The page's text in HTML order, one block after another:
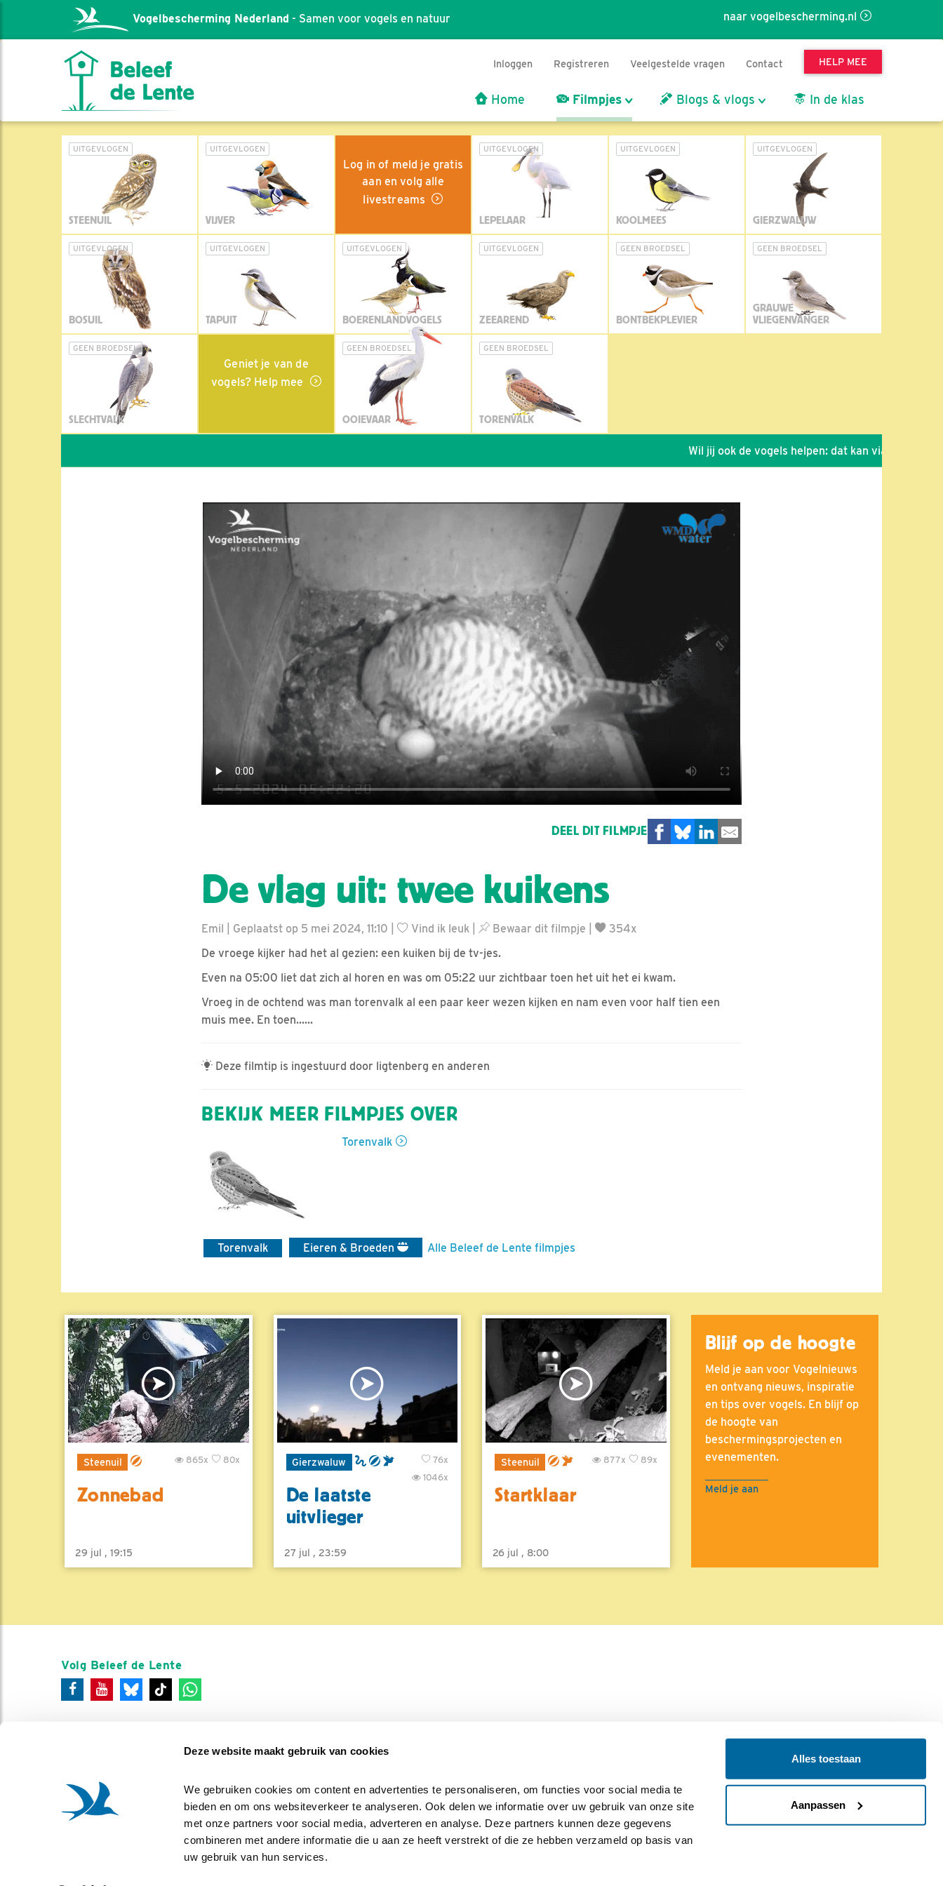
Deze website maakt gebruik van cookies
We gebruiken cookies om content en advertenties te personaliseren, om functies voor social media te
bieden en om ons websiteverkeer te analyseren. Ook delen we informatie over uw gebruik van onze site
met onze partners voor social media, adverteren en analyse. Deze partners kunnen deze gegevens
combineren met andere informatie die u aan ze heeft verstrekt of die ze hebben verzameld op basis van
uw gebruik van hun services.
Alles toestaan
Aanpassen
naar vogelbescherming.nl
Vogelbescherming Nederland - Samen voor vogels en natuur
Inloggen Registreren Veelgestelde vragen Contact HELP MEE
Home Filmpjes Blogs & vlogs In de klas
UITGEVLOGEN
STEENUIL
UITGEVLOGEN
VIJVER
Log in of meld je gratis
aan en volg alle
livestreams
UITGEVLOGEN
LEPELAAR
UITGEVLOGEN
KOOLMEES
UITGEVLOGEN
GIERZWALUW
UITGEVLOGEN
BOSUIL
UITGEVLOGEN
TAPUIT
UITGEVLOGEN
BOERENLANDVOGELS
UITGEVLOGEN
ZEEAREND
GEEN BROEDSEL
BONTBEKPLEVIER
GEEN BROEDSEL
GRAUWE
VLIEGENVANGER
GEEN BROEDSEL
SLECHTVALK
Geniet je van de
vogels? Help mee
GEEN BROEDSEL
OOIEVAAR
GEEN BROEDSEL
TORENVALK
Wil jij ook de vogels helpen: dat kan via de link!
DEEL DIT FILMPJE
De vlag uit: twee kuikens
Emil | Geplaatst op 5 mei 2024, 11:10 | Vind ik leuk Bewaar dit filmpje
354x
De vroege kijker had het al gezien: een kuiken bij de tv-jes.
Even na 05:00 liet dat zich al horen en was om 05:22 uur zichtbaar toen het uit het ei kwam.
Vroeg in de ochtend was man torenvalk al een paar keer wezen kijken en nam even voor half tien een
muis mee. En toen......
Deze filmtip is ingestuurd door ligtenberg en anderen
BEKIJK MEER FILMPJES OVER
Torenvalk
Torenvalk Eieren & Broeden Alle Beleef de Lente filmpjes
Steenuil 80x
865x
Zonnebad
29 jul , 19:15
Gierzwaluw
76x
1046x
De laatste
uitvlieger
27 jul , 23:59
Steenuil 89x
877x
Startklaar
26 jul , 8:00
Blijf op de hoogte
Meld je aan voor Vogelnieuws
en ontvang nieuws, inspiratie
en tips over vogels. En blijf op
de hoogte van
beschermingsprojecten en
evenementen.
Meld je aan
Volg Beleef de Lente
Colofon